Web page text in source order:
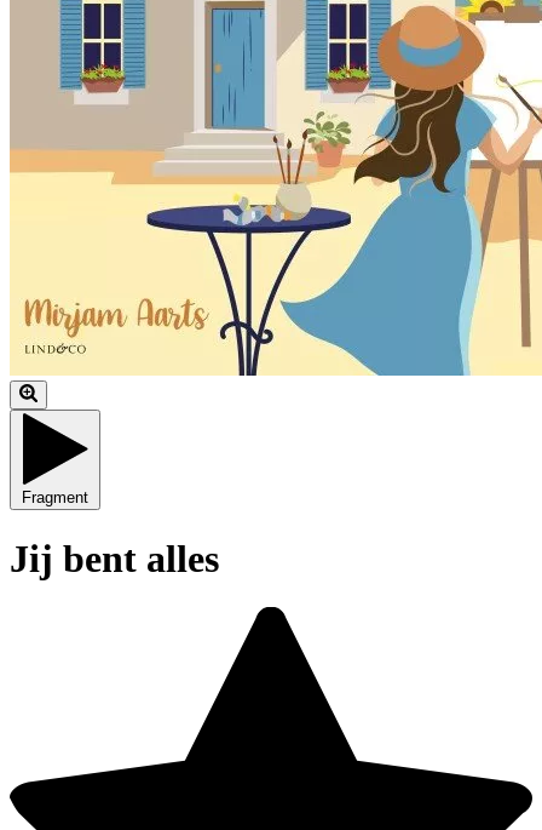
Fragment
Jij bent alles